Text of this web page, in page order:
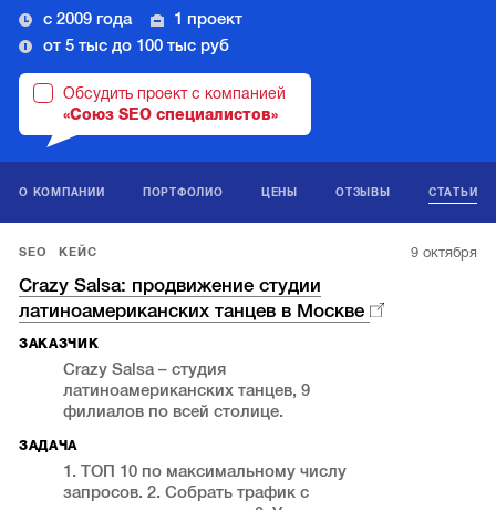
с 2009 года
1 проект
от 5 тыс до 100 тыс руб
Обсудить проект с компанией
«Союз SEO специалистов»
О КОМПАНИИ ПОРТФОЛИО ЦЕНЫ ОТЗЫВЫ СТАТЬИ
SEO КЕЙС 9 октября
Crazy Salsa: продвижение студии
латиноамериканских танцев в Москве
ЗАКАЗЧИК
Crazy Salsa – студия
латиноамериканских танцев, 9
филиалов по всей столице.
ЗАДАЧА
1. ТОП 10 по максимальному числу
запросов. 2. Собрать трафик с